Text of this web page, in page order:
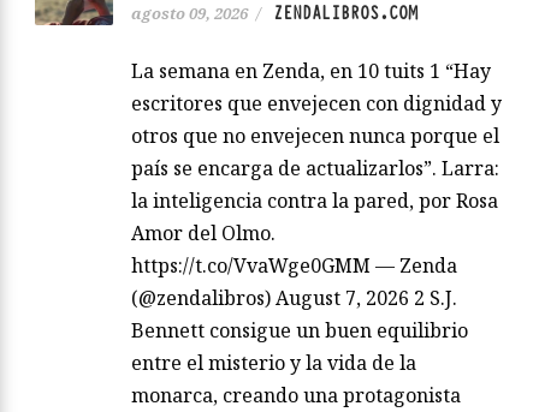
agosto 09, 2026 / ZENDALIBROS.COM
La semana en Zenda, en 10 tuits 1 “Hay
escritores que envejecen con dignidad y
otros que no envejecen nunca porque el
país se encarga de actualizarlos”. Larra:
la inteligencia contra la pared, por Rosa
Amor del Olmo.
https://t.co/VvaWge0GMM — Zenda
(@zendalibros) August 7, 2026 2 S.J.
Bennett consigue un buen equilibrio
entre el misterio y la vida de la
monarca, creando una protagonista